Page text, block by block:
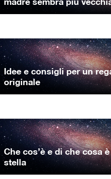
Idee e consigli per un
originale
Che cos’è e di che cosa
stella